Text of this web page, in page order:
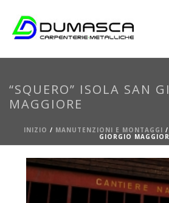
“SQUERO” ISOLA SAN
MAGGIORE
INIZIO / MANUTENZIONI E MONTAGGI /
GIORGIO